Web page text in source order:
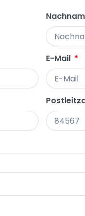
E-Mail